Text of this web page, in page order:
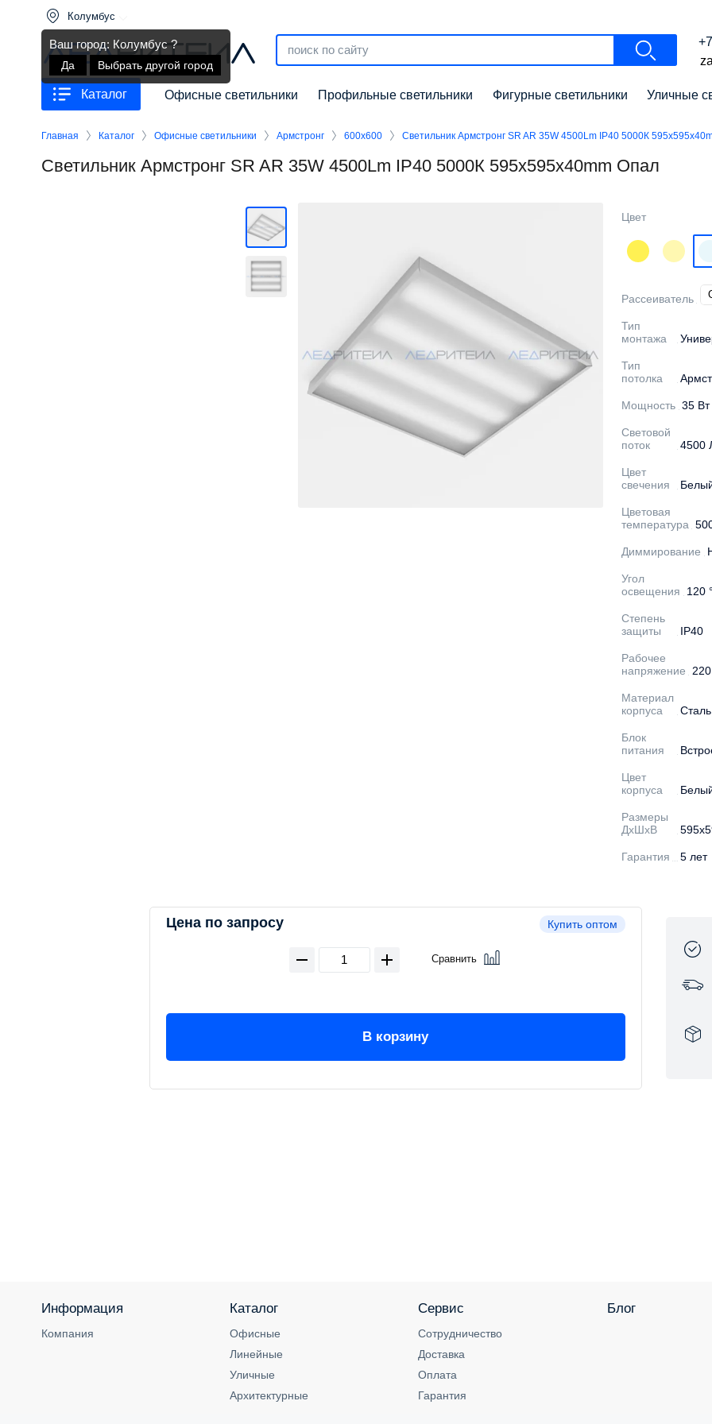
Каталог
Колумбус
Ваш город: Колумбус ?
Да Выбрать другой город
Офисные светильники Профильные светильники Фигурные светильники Уличные
Главная Каталог Офисные светильники Армстронг 600х600 Светильник Армстронг SR AR 35W 4500Lm IP40 5000К
Светильник Армстронг SR AR 35W 4500Lm IP40 5000К 595x595x40mm Опал
Цвет
Рассеиватель
Тип
монтажа
Тип
потолка
Мощность 35 Вт
Световой
поток
4500
Цвет
свечения
Цветовая
температура
Диммирование
Угол
освещения
120 °
Степень
защиты
IP40
Рабочее
напряжение
Материал
корпуса
Сталь
Блок
питания
Цвет
корпуса
Размеры
ДхШхВ
Гарантия 5 лет
Купить оптом
Цена по запросу
Сравнить
В корзину
Информация
Компания
Каталог
Офисные
Линейные
Уличные
Архитектурные
Сервис
Сотрудничество
Доставка
Оплата
Гарантия
Блог